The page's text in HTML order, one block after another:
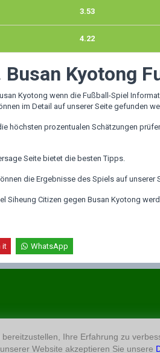
3.53
4.22
Kyotong
Kyotong wenn die Fußball-Spiel
im Detail auf unserer Seite gefunden
höchsten prozentualen Schätzungen
Seite bietet die besten Tipps.
die Ergebnisse des Spiels auf
Siheung Citizen gegen Busan Kyotong
it WhatsApp
Ihre Erfahrung zu
Website akzeptieren Sie unsere